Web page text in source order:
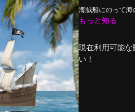
海賊船にのって海
もっと知る
現在利用可能
い！